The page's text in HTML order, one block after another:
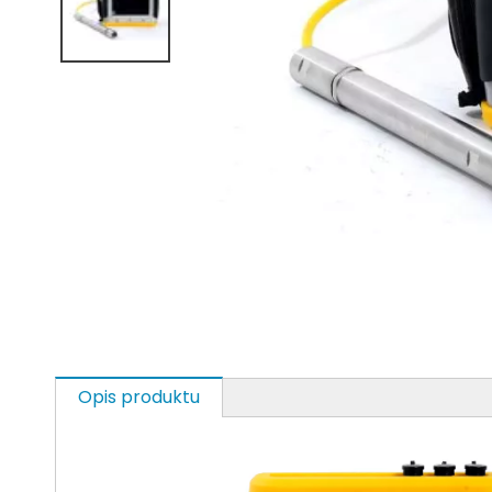
Opis produktu